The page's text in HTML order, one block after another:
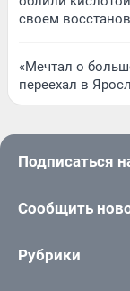
своем
«Мечтал о
переехал в
Подписаться
Сообщить
Рубрики